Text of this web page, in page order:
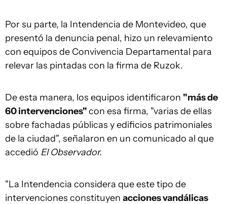
Por su parte, la Intendencia de Montevideo, que
presentó la denuncia penal, hizo un relevamiento
con equipos de Convivencia Departamental para
relevar las pintadas con la firma de Ruzok.
De esta manera, los equipos identificaron "más de
60 intervenciones"con esa firma, "varias de ellas
sobre fachadas públicas y edificios patrimoniales
de la ciudad", señalaron en un comunicado al que
accedió El Observador.
"La Intendencia considera que este tipo de
intervenciones constituyen acciones vandálicas